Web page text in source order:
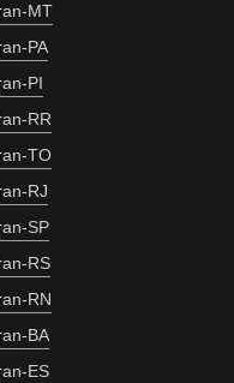
MT
PA
PI
RR
TO
RJ
SP
RS
RN
BA
ES